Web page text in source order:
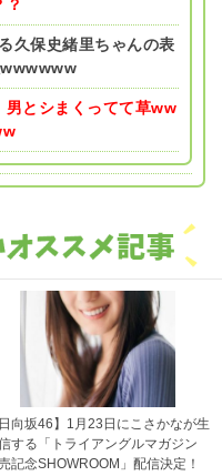
？
久保史緒里ちゃんの表
男とシまくってて草ww
日向坂46】1月23日にこさかなが生
する「トライアングルマガジン
記念SHOWROOM」配信決定！